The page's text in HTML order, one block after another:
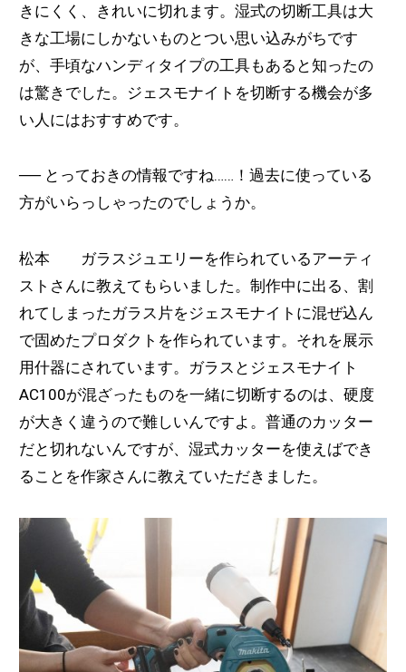
きにくく、きれいに切れます。湿式の切断工具は大
きな工場にしかないものとつい思い込みがちです
が、手頃なハンディタイプの工具もあると知ったの
は驚きでした。ジェスモナイトを切断する機会が多
い人にはおすすめです。
── とっておきの情報ですね……！過去に使っている
方がいらっしゃったのでしょうか。
松本 ガラスジュエリーを作られているアーティ
ストさんに教えてもらいました。制作中に出る、割
れてしまったガラス片をジェスモナイトに混ぜ込ん
で固めたプロダクトを作られています。それを展示
用什器にされています。ガラスとジェスモナイト
AC100が混ざったものを一緒に切断するのは、硬度
が大きく違うので難しいんですよ。普通のカッター
だと切れないんですが、湿式カッターを使えばでき
ることを作家さんに教えていただきました。